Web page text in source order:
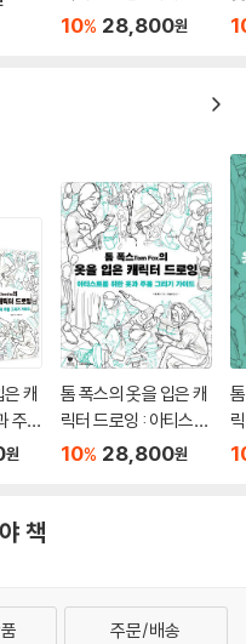
파악하고 그를 응용한 배색 기
의 체계를 살펴본다. 또한 색
.
발전, 색채 측정의 실무, 색채 측
건, 색차의 표시방법, 측색에
다.
를 위한 옷과 주름 그리
10% 28,800원
캐
주름
크
원
톰 폭스의 옷을 입은 캐
릭터 드로잉 : 아티스트
를 위한 옷과 주름 그리
10% 28,800원
책
주문/배송